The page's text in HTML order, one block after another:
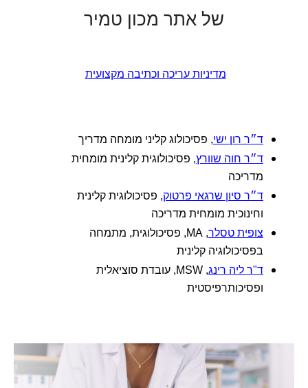
של אתר מכון טמיר
מדיניות עריכה וכתיבה מקצועית
ד״ר רון ישי, פסיכולוג קליני מומחה מדריך
ד״ר חוה שוורץ, פסיכולוגית קלינית מומחית
מדריכה
ד״ר סיון שרגאי פרטוק, פסיכולוגית קלינית
וחינוכית מומחית מדריכה
צופית טסלר
, MA, פסיכולוגית, מתמחה
בפסיכולוגיה קלינית
ד"ר ליה רינג
, MSW, עובדת סוציאלית
ופסיכותרפיסטית